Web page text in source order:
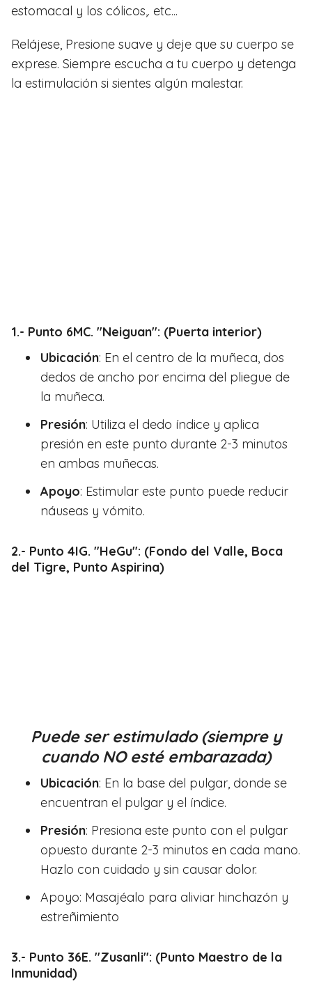
estomacal y los cólicos,. etc...
Relájese, Presione suave y deje que su cuerpo se
exprese. Siempre escucha a tu cuerpo y detenga
la estimulación si sientes algún malestar.
1.- Punto 6MC. "Neiguan": (Puerta interior)
Ubicación: En el centro de la muñeca, dos
dedos de ancho por encima del pliegue de
la muñeca.
Presión: Utiliza el dedo índice y aplica
presión en este punto durante 2-3 minutos
en ambas muñecas.
Apoyo: Estimular este punto puede reducir
náuseas y vómito.
2.- Punto 4IG. "HeGu": (Fondo del Valle, Boca
del Tigre, Punto Aspirina)
Puede ser estimulado (siempre y
cuando NO esté embarazada)
Ubicación: En la base del pulgar, donde se
encuentran el pulgar y el índice.
Presión: Presiona este punto con el pulgar
opuesto durante 2-3 minutos en cada mano.
Hazlo con cuidado y sin causar dolor.
Apoyo: Masajéalo para aliviar hinchazón y
estreñimiento
3.- Punto 36E. "Zusanli": (Punto Maestro de la
Inmunidad)